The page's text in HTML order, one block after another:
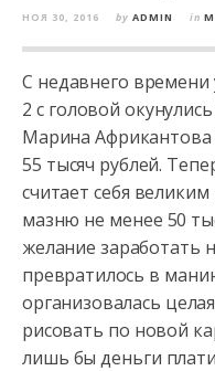
НОЯ 30, 2016 by ADMIN in
С недавнего времени
2 с головой
Марина Африкантова
55 тысяч рублей.
считает себя великим
мазню не менее 50
желание заработать
превратилось в
организовалась
рисовать по новой
лишь бы деньги